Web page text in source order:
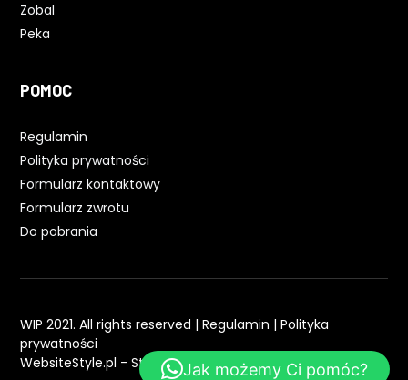
Zobal
Peka
POMOC
Regulamin
Polityka prywatności
Formularz kontaktowy
Formularz zwrotu
Do pobrania
WIP 2021. All rights reserved |Regulamin |Polityka
prywatności
WebsiteStyle.pl - Strony WWWJak możemy Ci pomóc?